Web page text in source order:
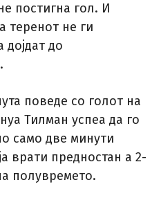
постигна гол. И
теренот не ги
дојдат до
поведе со голот на
Тилман успеа да го
само две минути
врати предностан а 2-
полувремето.